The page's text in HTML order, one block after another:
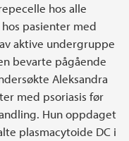
hos alle
pasienter med
aktive undergruppe
bevarte pågående
Aleksandra
med psoriasis før
Hun oppdaget
plasmacytoide DC i